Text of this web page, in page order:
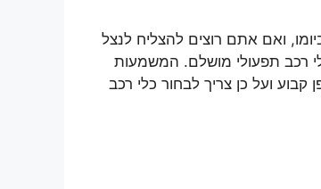
ואם אתם רוצים להצליח לנצל
רכב תפעולי מושלם. המשמעות
ועל כן צריך לבחור כלי רכב